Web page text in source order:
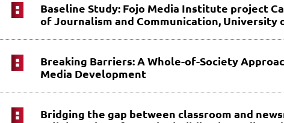
Baseline Study: Fojo Media Institute project
of Journalism and Communication, University
Breaking Barriers: A Whole-of-Society
Media Development
Bridging the gap between classroom and